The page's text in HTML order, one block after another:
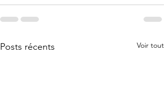
Posts récents Voir tout